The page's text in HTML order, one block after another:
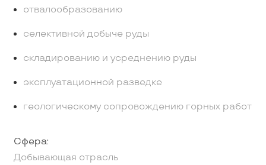
отвалообразованию
селективной добыче руды
складированию и усреднению руды
эксплуатационной разведке
геологическому сопровождению горных работ
Сфера:
Добывающая отрасль